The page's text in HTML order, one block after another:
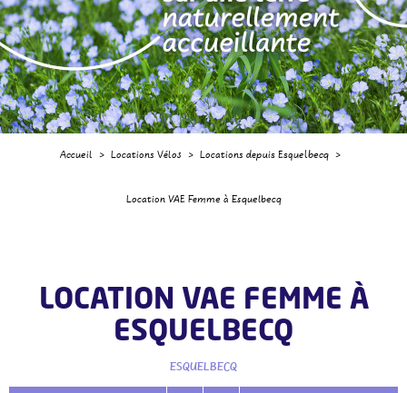
Accueil > Locations Vélos > Locations depuis Esquelbecq >
Location VAE Femme à Esquelbecq
LOCATION VAE FEMME À
ESQUELBECQ
ESQUELBECQ